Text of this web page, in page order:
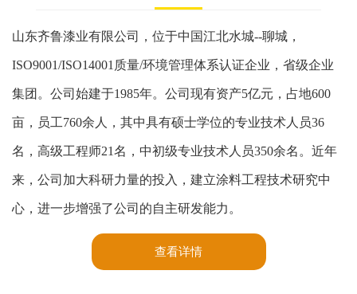
山东齐鲁漆业有限公司，位于中国江北水城--聊城，
ISO9001/ISO14001质量/环境管理体系认证企业，省级企业
集团。公司始建于1985年。公司现有资产5亿元，占地600
亩，员工760余人，其中具有硕士学位的专业技术人员36
名，高级工程师21名，中初级专业技术人员350余名。近年
来，公司加大科研力量的投入，建立涂料工程技术研究中
心，进一步增强了公司的自主研发能力。
查看详情